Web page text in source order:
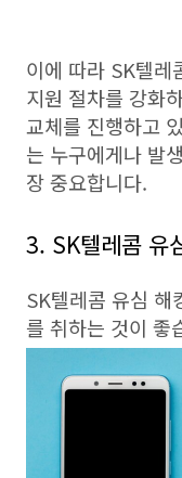
이에 따라 SK텔레
지원 절차를 강화
교체를 진행하고
는 누구에게나 발
장 중요합니다.
3. SK텔레콤 유
SK텔레콤 유심 해
를 취하는 것이 좋